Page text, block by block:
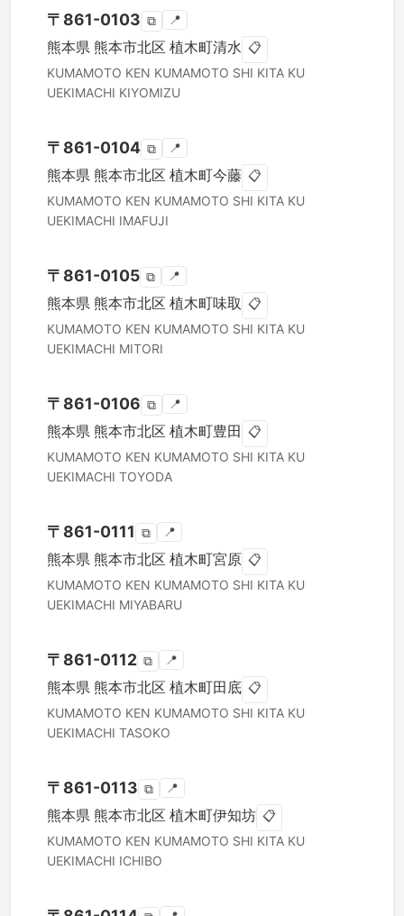
〒 861-0103 ⧉ 📍
熊本県 熊本市北区 植木町清水 📋
KUMAMOTO KEN KUMAMOTO SHI KITA KU
UEKIMACHI KIYOMIZU
〒 861-0104 ⧉ 📍
熊本県 熊本市北区 植木町今藤 📋
KUMAMOTO KEN KUMAMOTO SHI KITA KU
UEKIMACHI IMAFUJI
〒 861-0105 ⧉ 📍
熊本県 熊本市北区 植木町味取 📋
KUMAMOTO KEN KUMAMOTO SHI KITA KU
UEKIMACHI MITORI
〒 861-0106 ⧉ 📍
熊本県 熊本市北区 植木町豊田 📋
KUMAMOTO KEN KUMAMOTO SHI KITA KU
UEKIMACHI TOYODA
〒 861-0111 ⧉ 📍
熊本県 熊本市北区 植木町宮原 📋
KUMAMOTO KEN KUMAMOTO SHI KITA KU
UEKIMACHI MIYABARU
〒 861-0112 ⧉ 📍
熊本県 熊本市北区 植木町田底 📋
KUMAMOTO KEN KUMAMOTO SHI KITA KU
UEKIMACHI TASOKO
〒 861-0113 ⧉ 📍
熊本県 熊本市北区 植木町伊知坊 📋
KUMAMOTO KEN KUMAMOTO SHI KITA KU
UEKIMACHI ICHIBO